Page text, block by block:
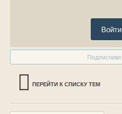
Войти
Подписчики
ПЕРЕЙТИ К СПИСКУ ТЕМ